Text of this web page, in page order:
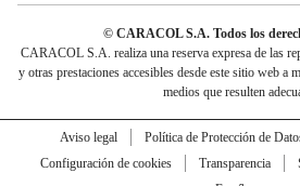
© CARACOL S.A. Todos los
CARACOL S.A. realiza una reserva expresa de las
y otras prestaciones accesibles desde este sitio web a
medios que resulten
Aviso legal Política de Protección de
Configuración de cookies
Transparencia